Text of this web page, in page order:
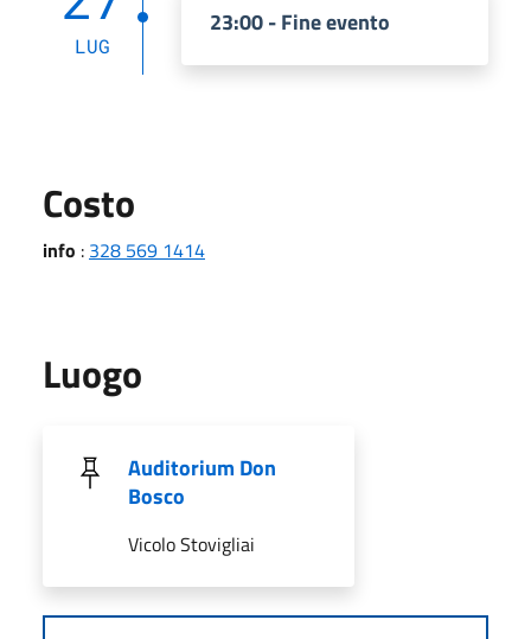
LUG
23:00 - Fine evento
Costo
info : 328 569 1414
Luogo
Auditorium Don
Bosco
Vicolo Stovigliai